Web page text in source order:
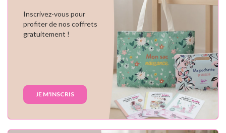
Inscrivez-vous pour
profiter de nos coffrets
gratuitement !
JE M'INSCRIS